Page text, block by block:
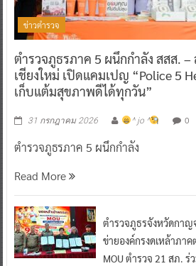
ข่าวตำรวจ
ตำรวจภูธรภาค 5 ผนึกกำลัง สสส. –
เชียงใหม่ เปิดแคมเปญ “Police 5
เก็บแต้มสุขภาพดีได้ทุกวัน”
31 กรกฎาคม 2026 ^ jo ^ 0
ตำรวจภูธรภาค 5 ผนึกกำลัง
Read More
ตำรวจภูธรจังหวัดกา
ข่ายองค์กรงดเหล้าภา
MOU ตำรวจ 21 สภ. ร่